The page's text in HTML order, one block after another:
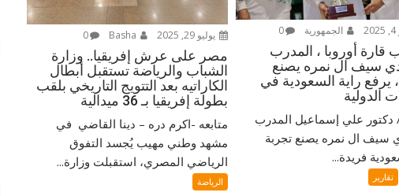
الجمهورية 0
أوروبا ، المدرب
سيف ال نمره يصنع
، يرفع راية السعودية في
الدولية
‎ مُتابعة / دكتور علي إسماعيل ‎المدرب
سيف ال نمره يصنع تجربة
فريدة...
تقارير
يوليو 29, 2025 0
مصر على عرش إفريقيا.. وزارة
الشباب والرياضة تستقبل أبطال
الكاراتيه بعد التتويج التاريخي بلقب
بطولة إفريقيا بـ 36 ميدالية
متابعه -اكرم دره – دينا القاضي في
مشهد وطني مهيب يُجسد التفوق
الرياضي المصري، استقبلت وزارة...
الرياضة